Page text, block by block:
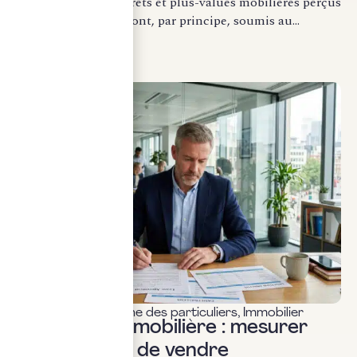
par les particuliers sont, par principe, soumis au...
Fiscalité & patrimoine des particuliers, Immobilier
Plus-value immobilière : mesurer
l’impôt avant de vendre